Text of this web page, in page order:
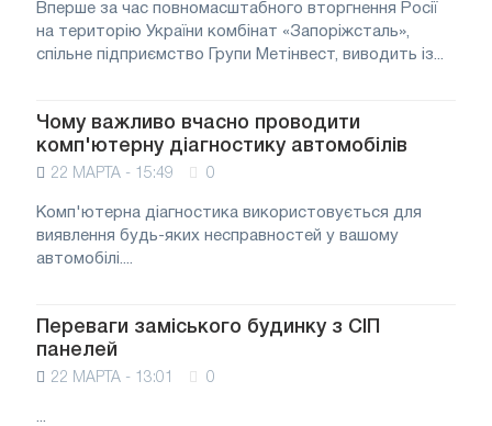
Вперше за час повномасштабного вторгнення Росії
на територію України комбінат «Запоріжсталь»,
спільне підприємство Групи Метінвест, виводить із...
Чому важливо вчасно проводити
комп'ютерну діагностику автомобілів
22 МАРТА - 15:49 0
Комп'ютерна діагностика використовується для
виявлення будь-яких несправностей у вашому
автомобілі....
Переваги заміського будинку з СІП
панелей
22 МАРТА - 13:01 0
...